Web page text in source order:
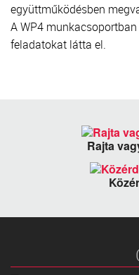
együttműködésben
A WP4
feladatokat látta el.
Rajta